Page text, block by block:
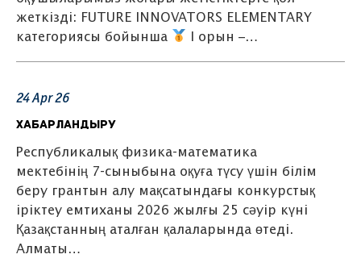
жеткізді: FUTURE INNOVATORS ELEMENTARY
категориясы бойынша
I орын –…
24Apr26
Хабарландыру
Республикалық физика-математика
мектебінің 7-сыныбына оқуға түсу үшін білім
беру грантын алу мақсатындағы конкурстық
іріктеу емтиханы 2026 жылғы 25 сәуір күні
Қазақстанның аталған қалаларында өтеді.
Алматы…